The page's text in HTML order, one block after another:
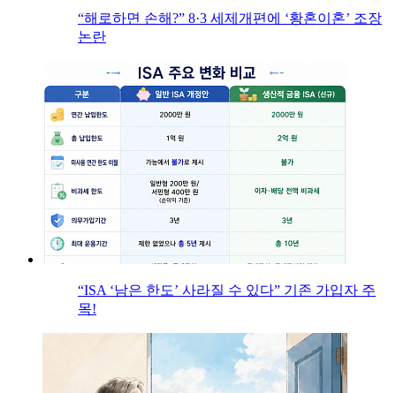
“해로하면 손해?” 8·3 세제개편에 ‘황혼이혼’ 조장
논란
“ISA ‘남은 한도’ 사라질 수 있다” 기존 가입자 주
목!